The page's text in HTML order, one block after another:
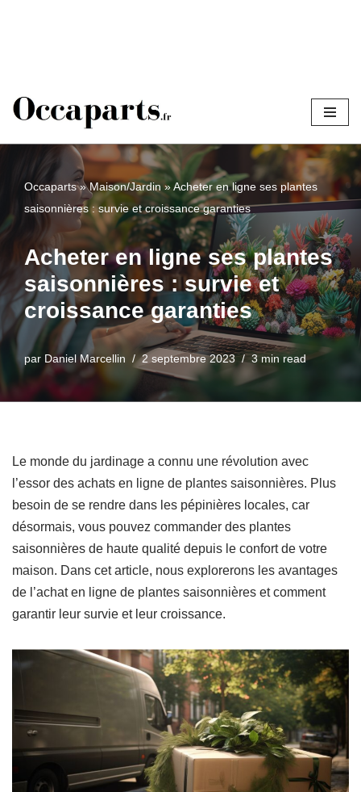
au
contenu
Occaparts»Maison/Jardin»Acheter en ligne ses plantes
saisonnières : survie et croissance garanties
Acheter en ligne ses plantes
saisonnières : survie et
croissance garanties
par Daniel Marcellin 2 septembre 2023 3 min read
Le monde du jardinage a connu une révolution avec
l’essor des achats en ligne de plantes saisonnières. Plus
besoin de se rendre dans les pépinières locales, car
désormais, vous pouvez commander des plantes
saisonnières de haute qualité depuis le confort de votre
maison. Dans cet article, nous explorerons les avantages
de l’achat en ligne de plantes saisonnières et comment
garantir leur survie et leur croissance.